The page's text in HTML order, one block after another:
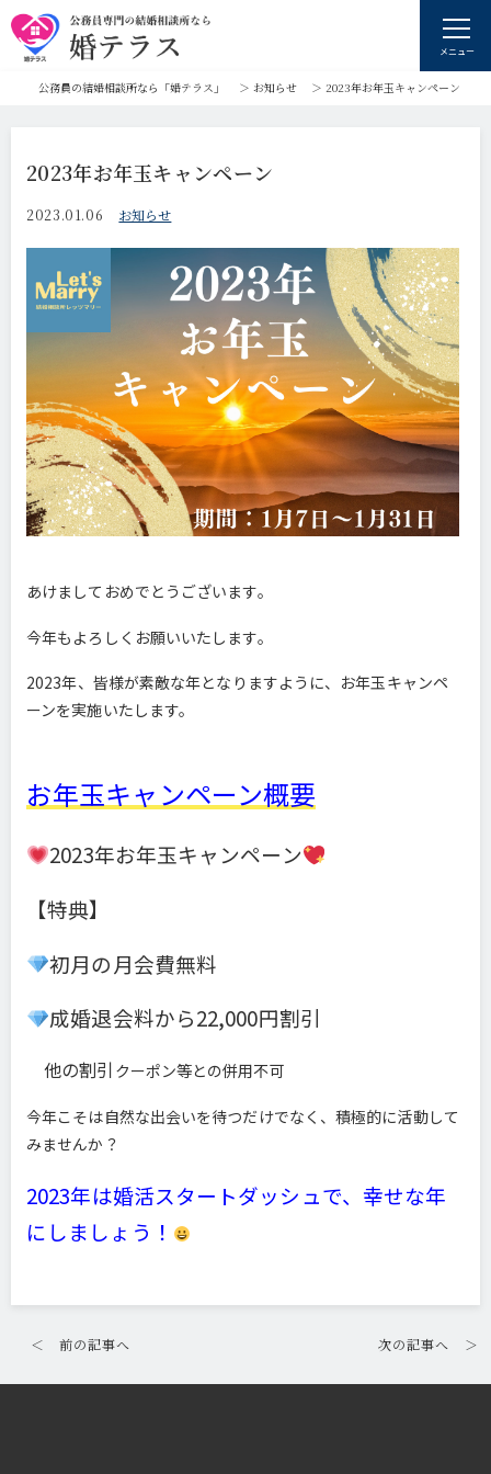
メニュー
公務員の結婚相談所なら「婚テラス」 ＞ お知らせ ＞ 2023年お年玉キャンペーン
2023年お年玉キャンペーン
2023.01.06 お知らせ
あけましておめでとうございます。
今年もよろしくお願いいたします。
2023年、皆様が素敵な年となりますように、お年玉キャンペ
ーンを実施いたします。
お年玉キャンペーン概要
2023年お年玉キャンペーン
【特典】
初月の月会費無料
成婚退会料から22,000円割引
他の割引 クーポン等との併用不可
今年こそは自然な出会いを待つだけでなく、積極的に活動して
みませんか？
2023年は婚活スタートダッシュで、幸せな年
にしましょう！
＜ 前の記事へ 次の記事へ ＞